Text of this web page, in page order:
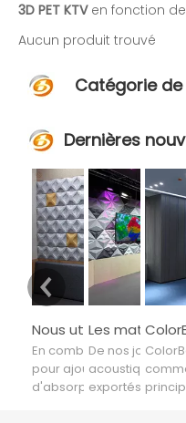
3D PET KTVen fonction
Aucun produit trouvé
Catégorie
Dernières
En combinant divers
pour ajouter des
d'absorption audio, du
De nos jours, les
acoustiques
exportés vers